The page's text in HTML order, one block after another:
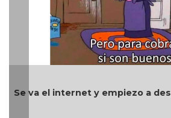
Se va el internet y empiezo a